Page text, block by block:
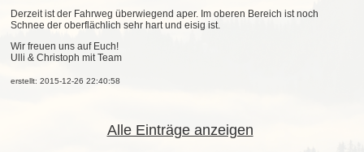
Derzeit ist der Fahrweg überwiegend aper. Im oberen Bereich ist noch
Schnee der oberflächlich sehr hart und eisig ist.
Wir freuen uns auf Euch!
Ulli & Christoph mit Team
erstellt: 2015-12-26 22:40:58
Alle Einträge anzeigen